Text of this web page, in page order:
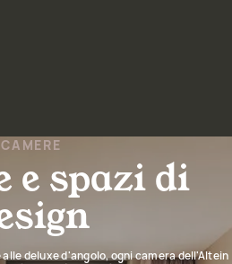
CAMERE
e spazi di
deluxe d'angolo, ogni camera dell'Altein